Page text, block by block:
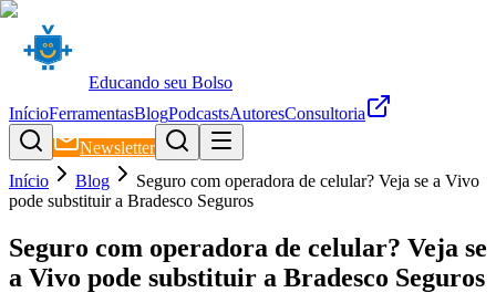
Educando seu Bolso
InícioFerramentasBlogPodcastsAutoresConsultoria
Newsletter
Início
Blog
Seguro com operadora de celular? Veja se a Vivo
pode substituir a Bradesco Seguros
Seguro com operadora de celular? Veja se
a Vivo pode substituir a Bradesco Seguros